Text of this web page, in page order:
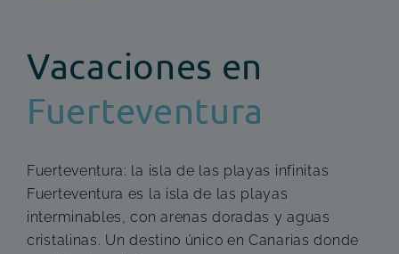
Vacaciones en
Fuerteventura
Fuerteventura: la isla de las playas infinitas
Fuerteventura es la isla de las playas
interminables, con arenas doradas y aguas
cristalinas. Un destino único en Canarias donde